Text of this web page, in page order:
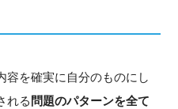
容を確実に自分のものにし
れる 問題のパターンを全て